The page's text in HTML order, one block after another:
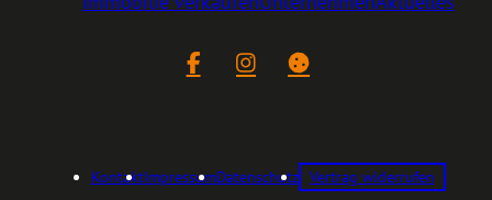
FacebookInstagramCookie-Einstellungen
KontaktImpressumDatenschutz Vertrag widerrufen